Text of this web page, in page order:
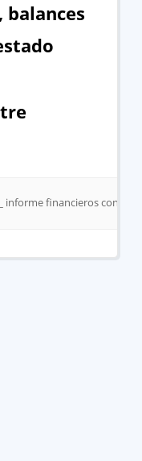
balances
informe financieros